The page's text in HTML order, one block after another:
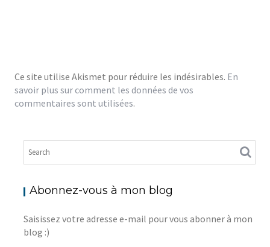
Ce site utilise Akismet pour réduire les indésirables. En
savoir plus sur comment les données de vos
commentaires sont utilisées.
Abonnez-vous à mon blog
Saisissez votre adresse e-mail pour vous abonner à mon
blog :)